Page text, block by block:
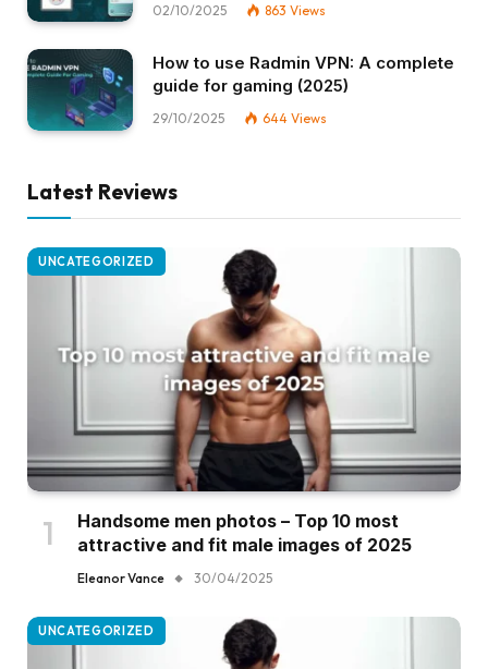
02/10/2025 863 Views
How to use Radmin VPN​: A complete
guide for gaming (2025)
29/10/2025 644 Views
Latest Reviews
UNCATEGORIZED
Handsome men photos – Top 10 most
attractive and fit male images of 2025
Eleanor Vance 30/04/2025
UNCATEGORIZED